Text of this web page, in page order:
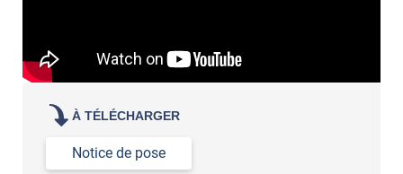
À TÉLÉCHARGER
Notice de pose